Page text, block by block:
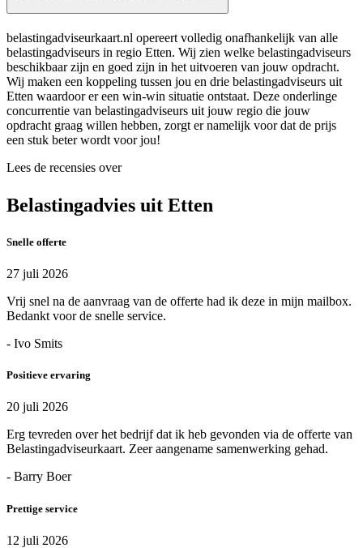
belastingadviseurkaart.nl opereert volledig onafhankelijk van alle
belastingadviseurs in regio Etten. Wij zien welke belastingadviseurs
beschikbaar zijn en goed zijn in het uitvoeren van jouw opdracht.
Wij maken een koppeling tussen jou en drie belastingadviseurs uit
Etten waardoor er een win-win situatie ontstaat. Deze onderlinge
concurrentie van belastingadviseurs uit jouw regio die jouw
opdracht graag willen hebben, zorgt er namelijk voor dat de prijs
een stuk beter wordt voor jou!
Lees de recensies over
Belastingadvies uit Etten
Snelle offerte
27 juli 2026
Vrij snel na de aanvraag van de offerte had ik deze in mijn mailbox.
Bedankt voor de snelle service.
- Ivo Smits
Positieve ervaring
20 juli 2026
Erg tevreden over het bedrijf dat ik heb gevonden via de offerte van
Belastingadviseurkaart. Zeer aangename samenwerking gehad.
- Barry Boer
Prettige service
12 juli 2026